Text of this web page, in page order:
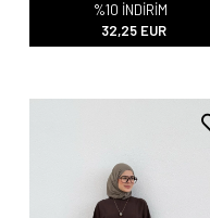
%10 İNDİRİM
32,25 EUR